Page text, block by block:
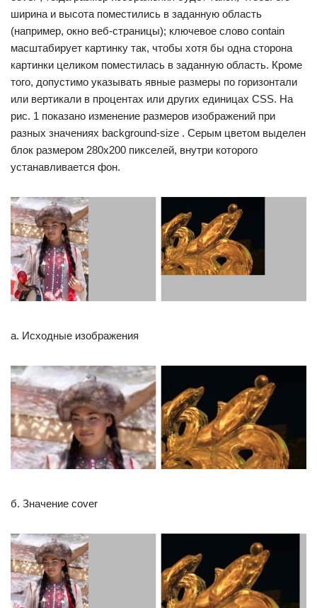
ширина и высота поместились в заданную область
(например, окно веб-страницы); ключевое слово contain
масштабирует картинку так, чтобы хотя бы одна сторона
картинки целиком поместилась в заданную область. Кроме
того, допустимо указывать явные размеры по горизонтали
или вертикали в процентах или других единицах CSS. На
рис. 1 показано изменение размеров изображений при
разных значениях background-size . Серым цветом выделен
блок размером 280х200 пикселей, внутри которого
устанавливается фон.
а. Исходные изображения
б. Значение cover